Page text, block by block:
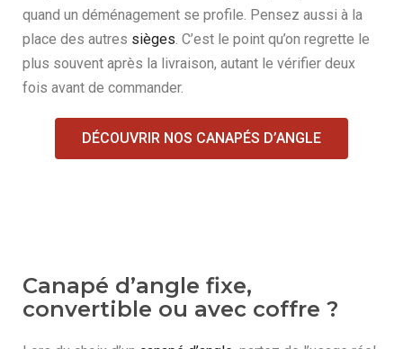
quand un déménagement se profile. Pensez aussi à la
place des autres sièges. C’est le point qu’on regrette le
plus souvent après la livraison, autant le vérifier deux
fois avant de commander.
DÉCOUVRIR NOS CANAPÉS D’ANGLE
Canapé d’angle fixe,
convertible ou avec coffre ?